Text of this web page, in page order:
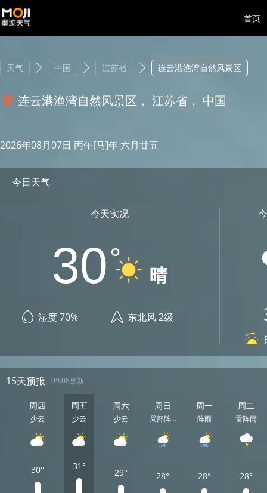
首页
天气 中国 江苏省 连云港渔湾自然风景区
连云港渔湾自然风景区， 江苏省， 中国
2026年08月07日 丙午[马]年 六月廿五
今日天气
今天实况
30 晴
湿度 70% 东北风 2级
15天预报 09:08更新
周四
少云
30°
周五
少云
31°
周六
少云
29°
周日
局部阵...
28°
周一
阵雨
28°
周二
雷阵雨
28°